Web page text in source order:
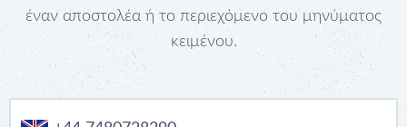
έναν αποστολέα ή το περιεχόμενο του μηνύματος
κειμένου.